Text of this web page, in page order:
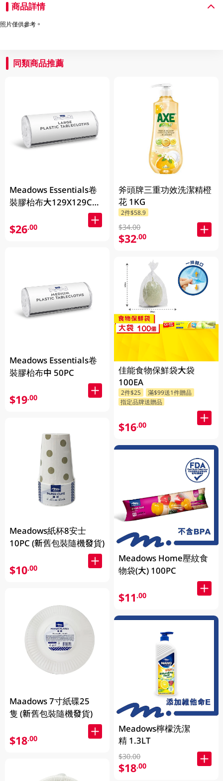
商品詳情
照片僅供參考。
同類商品推薦
Meadows Essentials卷
裝膠枱布大129X129CM
$26.00
Meadows Essentials卷
裝膠枱布中 50PC
$19.00
Meadows紙杯8安士
10PC (新舊包裝隨機發貨)
$10.00
Maadows 7寸紙碟25
隻 (新舊包裝隨機發貨)
$18.00
斧頭牌三重功效洗潔精橙
花 1KG
2件$58.9
$34.00
$32.00
佳能食物保鮮袋大袋
100EA
2件$25
滿$99送1件贈品
指定品牌送贈品
$16.00
Meadows Home壓紋食
物袋(大) 100PC
$11.00
Meadows檸檬洗潔
精 1.3LT
$30.00
$18.00